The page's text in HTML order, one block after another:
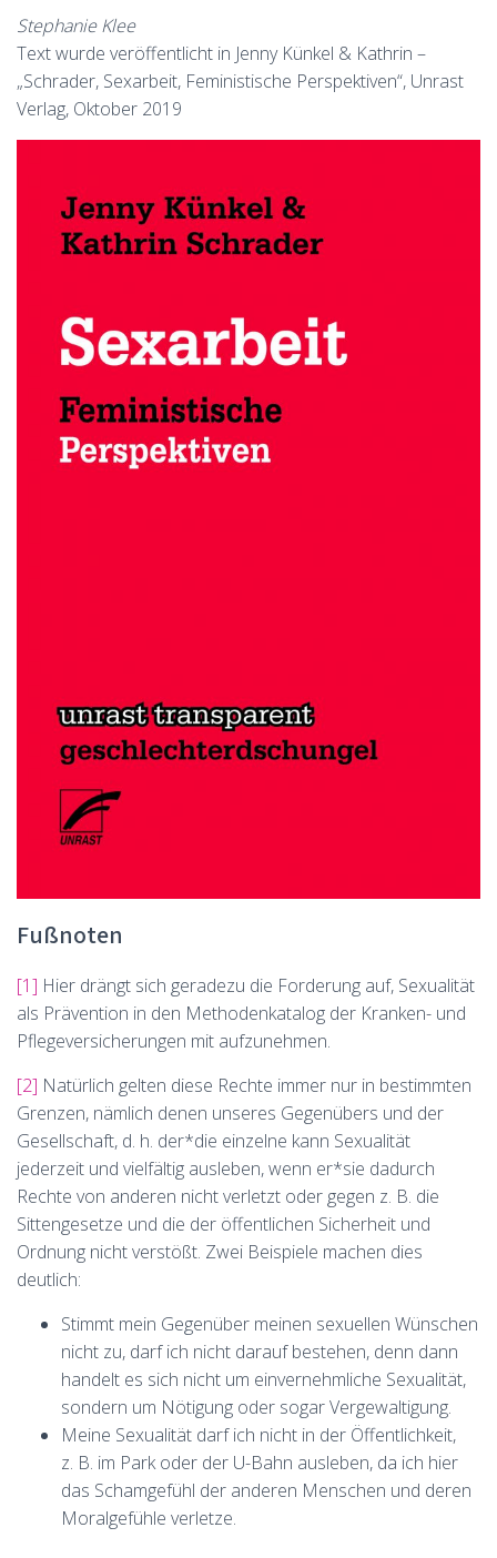
Stephanie Klee
Text wurde veröffentlicht in Jenny Künkel & Kathrin –
„Schrader, Sexarbeit, Feministische Perspektiven“, Unrast
Verlag, Oktober 2019
Fußnoten
[1] Hier drängt sich geradezu die Forderung auf, Sexualität
als Prävention in den Methodenkatalog der Kranken- und
Pflegeversicherungen mit aufzunehmen.
[2] Natürlich gelten diese Rechte immer nur in bestimmten
Grenzen, nämlich denen unseres Gegenübers und der
Gesellschaft, d. h. der*die einzelne kann Sexualität
jederzeit und vielfältig ausleben, wenn er*sie dadurch
Rechte von anderen nicht verletzt oder gegen z. B. die
Sittengesetze und die der öffentlichen Sicherheit und
Ordnung nicht verstößt. Zwei Beispiele machen dies
deutlich:
Stimmt mein Gegenüber meinen sexuellen Wünschen
nicht zu, darf ich nicht darauf bestehen, denn dann
handelt es sich nicht um einvernehmliche Sexualität,
sondern um Nötigung oder sogar Vergewaltigung.
Meine Sexualität darf ich nicht in der Öffentlichkeit,
z. B. im Park oder der U-Bahn ausleben, da ich hier
das Schamgefühl der anderen Menschen und deren
Moralgefühle verletze.